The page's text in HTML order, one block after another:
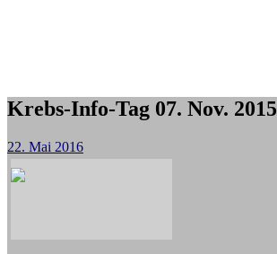
Krebs-Info-Tag 07. Nov. 2015
22. Mai 2016